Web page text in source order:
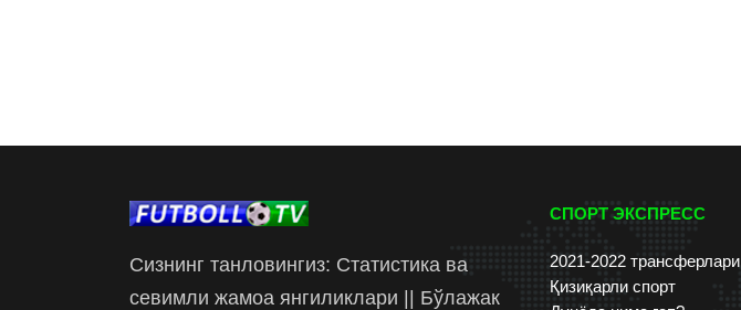
Сизнинг танловингиз: Статистика ва
севимли жамоа янгиликлари || Бўлажак
СПОРТ ЭКСПРЕСС
2021-2022 трансферлари
Қизиқарли спорт